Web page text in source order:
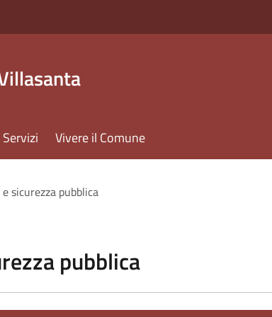
Servizi Vivere il Comune
sicurezza pubblica
pubblica